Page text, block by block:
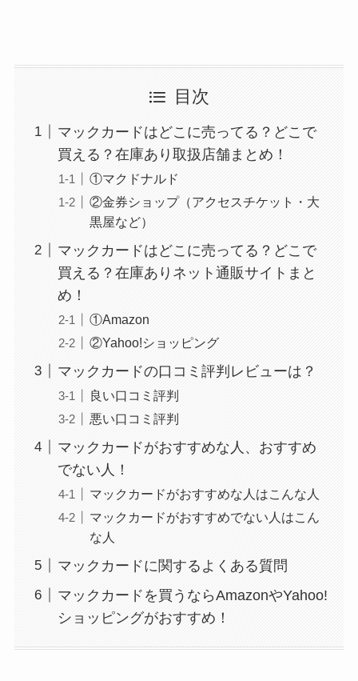
ガツンと杏仁豆腐はどこに売ってる？販売終了で
再販はある？
使い捨ておしぼりはどこで買える？販売店は100均
（ダイソー、セリア）！
未来のレモンサワーはどこに売ってる？販売店は
コンビニやスーパー！
目次
マックカードはどこに売ってる？どこで
買える？在庫あり取扱店舗まとめ！
①マクドナルド
②金券ショップ（アクセスチケット・大
黒屋など）
マックカードはどこに売ってる？どこで
買える？在庫ありネット通販サイトまと
め！
①Amazon
②Yahoo!ショッピング
マックカードの口コミ評判レビューは？
良い口コミ評判
悪い口コミ評判
マックカードがおすすめな人、おすすめ
でない人！
マックカードがおすすめな人はこんな人
マックカードがおすすめでない人はこん
な人
マックカードに関するよくある質問
マックカードを買うならAmazonやYahoo!
ショッピングがおすすめ！